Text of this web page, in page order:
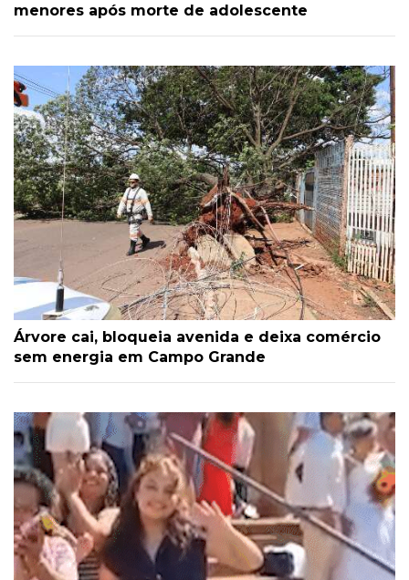
menores após morte de adolescente
Árvore cai, bloqueia avenida e deixa comércio
sem energia em Campo Grande